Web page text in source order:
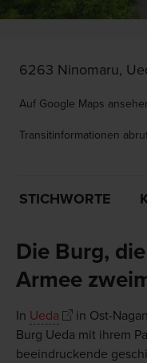
6263 Ninomaru,
Auf Google Maps
Transitinformationen
STICHWORTE
Die Burg,
Armee
In Ueda
in Ost-
Burg Ueda mit ihrem
beeindruckende